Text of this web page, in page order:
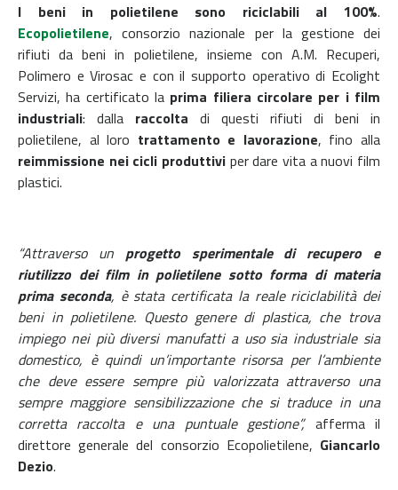
I beni in polietilene sono riciclabili al 100%.
Ecopolietilene, consorzio nazionale per la gestione dei
rifiuti da beni in polietilene, insieme con A.M. Recuperi,
Polimero e Virosac e con il supporto operativo di Ecolight
Servizi, ha certificato la prima filiera circolare per i film
industriali: dalla raccolta di questi rifiuti di beni in
polietilene, al loro trattamento e lavorazione, fino alla
reimmissione nei cicli produttivi per dare vita a nuovi film
plastici.
“Attraverso un progetto sperimentale di recupero e
riutilizzo dei film in polietilene sotto forma di materia
prima seconda, è stata certificata la reale riciclabilità dei
beni in polietilene. Questo genere di plastica, che trova
impiego nei più diversi manufatti a uso sia industriale sia
domestico, è quindi un’importante risorsa per l’ambiente
che deve essere sempre più valorizzata attraverso una
sempre maggiore sensibilizzazione che si traduce in una
corretta raccolta e una puntuale gestione”,afferma il
direttore generale del consorzio Ecopolietilene, Giancarlo
Dezio.